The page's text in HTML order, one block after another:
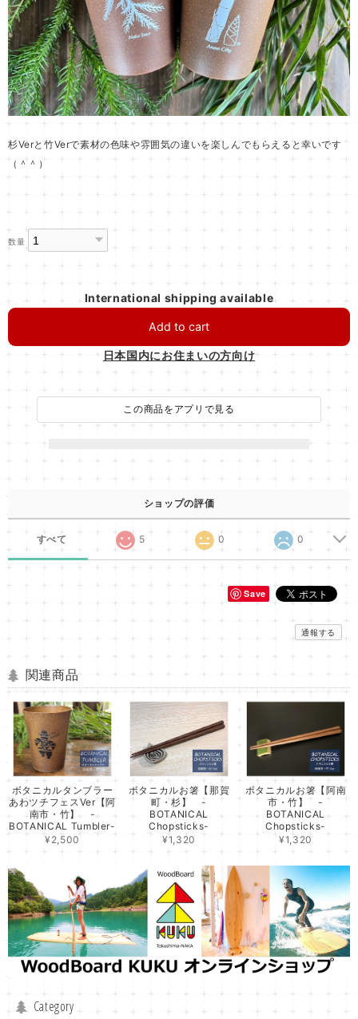
杉Verと竹Verで素材の色味や雰囲気の違いを楽しんでもらえると幸いです
（＾＾）
数量
International shipping available
Add to cart
日本国内にお住まいの方向け
この商品をアプリで見る
ショップの評価
すべて 5 0 0
Save
通報する
関連商品
ボタニカルタンブラー
あわツチフェスVer【阿
南市・竹】 -
BOTANICAL Tumbler-
¥2,500
ボタニカルお箸【那賀
町・杉】 -
BOTANICAL
Chopsticks-
¥1,320
ボタニカルお箸【阿南
市・竹】 -
BOTANICAL
Chopsticks-
¥1,320
Category